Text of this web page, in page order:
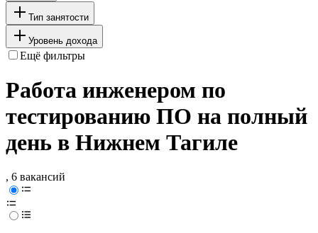
Тип занятости
Уровень дохода
Ещё фильтры
Работа инженером по
тестированию ПО на полный
день в Нижнем Тагиле
, 6 вакансий